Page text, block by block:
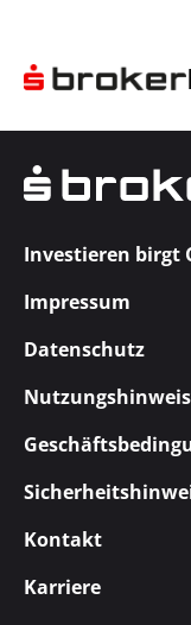
Investieren birgt
Impressum
Datenschutz
Kontakt
Karriere